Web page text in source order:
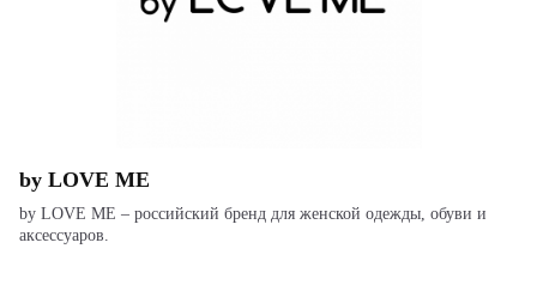
by LOVE ME
by LOVE ME – российский бренд для женской одежды, обуви и
аксессуаров.